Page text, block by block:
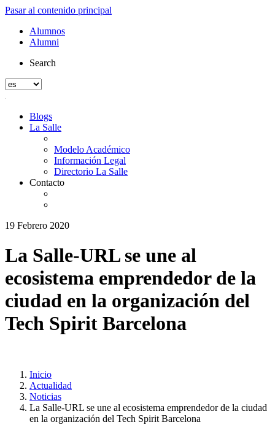
Pasar al contenido principal
Alumnos
Alumni
Search
Blogs
La Salle
Modelo Académico
Información Legal
Directorio La Salle
Contacto
19 Febrero 2020
La Salle-URL se une al
ecosistema emprendedor de la
ciudad en la organización del
Tech Spirit Barcelona
Inicio
Actualidad
Noticias
La Salle-URL se une al ecosistema emprendedor de la ciudad
en la organización del Tech Spirit Barcelona